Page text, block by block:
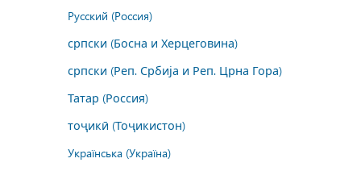
Русский (Россия)
српски (Босна и Херцеговина)
српски (Реп. Србија и Реп. Црна Гора)
Татар (Россия)
тоҷикӣ (Тоҷикистон)
Українська (Україна)